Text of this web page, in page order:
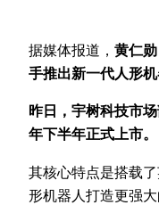
据媒体报道， 黄仁
手推出新一代人形
昨日，宇树科技市
年下半年正式上市。
其核心特点是搭载
形机器人打造更强